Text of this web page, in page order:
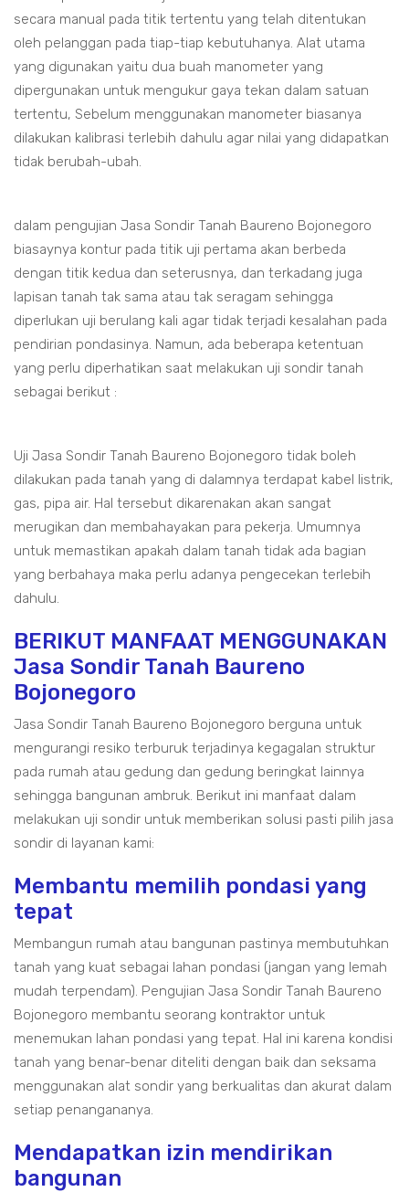
secara manual pada titik tertentu yang telah ditentukan
oleh pelanggan pada tiap-tiap kebutuhanya. Alat utama
yang digunakan yaitu dua buah manometer yang
dipergunakan untuk mengukur gaya tekan dalam satuan
tertentu, Sebelum menggunakan manometer biasanya
dilakukan kalibrasi terlebih dahulu agar nilai yang didapatkan
tidak berubah-ubah.
dalam pengujian Jasa Sondir Tanah Baureno Bojonegoro
biasaynya kontur pada titik uji pertama akan berbeda
dengan titik kedua dan seterusnya, dan terkadang juga
lapisan tanah tak sama atau tak seragam sehingga
diperlukan uji berulang kali agar tidak terjadi kesalahan pada
pendirian pondasinya. Namun, ada beberapa ketentuan
yang perlu diperhatikan saat melakukan uji sondir tanah
sebagai berikut :
Uji Jasa Sondir Tanah Baureno Bojonegoro tidak boleh
dilakukan pada tanah yang di dalamnya terdapat kabel listrik,
gas, pipa air. Hal tersebut dikarenakan akan sangat
merugikan dan membahayakan para pekerja. Umumnya
untuk memastikan apakah dalam tanah tidak ada bagian
yang berbahaya maka perlu adanya pengecekan terlebih
dahulu.
BERIKUT MANFAAT MENGGUNAKAN
Jasa Sondir Tanah Baureno
Bojonegoro
Jasa Sondir Tanah Baureno Bojonegoro berguna untuk
mengurangi resiko terburuk terjadinya kegagalan struktur
pada rumah atau gedung dan gedung beringkat lainnya
sehingga bangunan ambruk. Berikut ini manfaat dalam
melakukan uji sondir untuk memberikan solusi pasti pilih jasa
sondir di layanan kami:
Membantu memilih pondasi yang
tepat
Membangun rumah atau bangunan pastinya membutuhkan
tanah yang kuat sebagai lahan pondasi (jangan yang lemah
mudah terpendam). Pengujian Jasa Sondir Tanah Baureno
Bojonegoro membantu seorang kontraktor untuk
menemukan lahan pondasi yang tepat. Hal ini karena kondisi
tanah yang benar-benar diteliti dengan baik dan seksama
menggunakan alat sondir yang berkualitas dan akurat dalam
setiap penangananya.
Mendapatkan izin mendirikan
bangunan